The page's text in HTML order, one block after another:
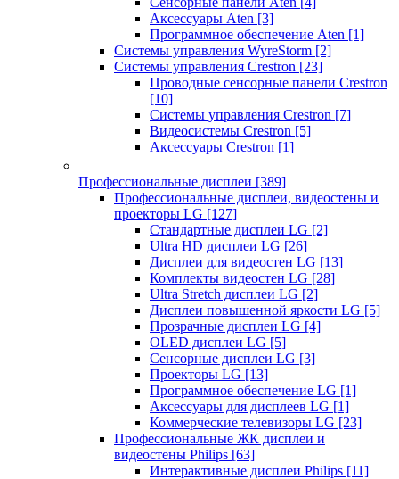
Аксессуары Aten [3]
Программное обеспечение Aten [1]
Системы управления WyreStorm [2]
Системы управления Crestron [23]
Проводные сенсорные панели Crestron
[10]
Системы управления Crestron [7]
Видеосистемы Crestron [5]
Аксессуары Crestron [1]
Профессиональные дисплеи [389]
Профессиональные дисплеи, видеостены и
проекторы LG [127]
Стандартные дисплеи LG [2]
Ultra HD дисплеи LG [26]
Дисплеи для видеостен LG [13]
Комплекты видеостен LG [28]
Ultra Stretch дисплеи LG [2]
Дисплеи повышенной яркости LG [5]
Прозрачные дисплеи LG [4]
OLED дисплеи LG [5]
Сенсорные дисплеи LG [3]
Проекторы LG [13]
Программное обеспечение LG [1]
Аксессуары для дисплеев LG [1]
Коммерческие телевизоры LG [23]
Профессиональные ЖК дисплеи и
видеостены Philips [63]
Интерактивные дисплеи Philips [11]